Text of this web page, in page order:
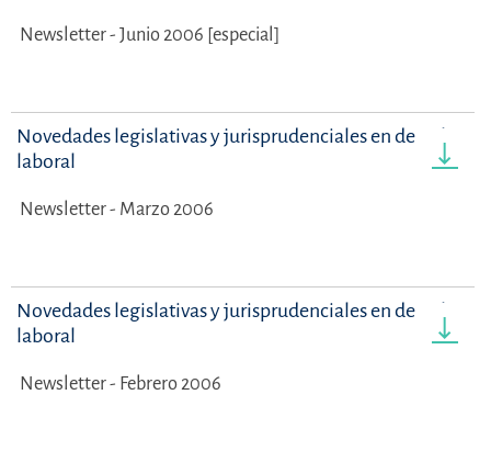
Newsletter - Junio 2006 [especial]
Novedades legislativas y jurisprudenciales en derecho
laboral
Newsletter - Marzo 2006
Novedades legislativas y jurisprudenciales en derecho
laboral
Newsletter - Febrero 2006